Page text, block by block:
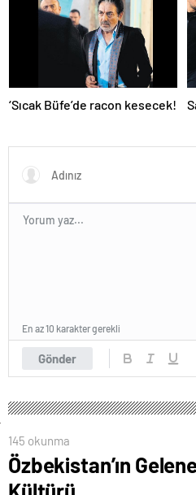
‘Sıcak Büfe’de racon kesecek!
Gönder
En az 10 karakter gerekli
145 okunma
Özbekistan’ın